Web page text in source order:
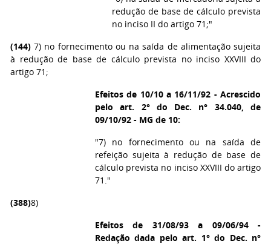
redução de base de cálculo prevista
no inciso II do artigo 71;"
(144) 7) no fornecimento ou na saída de alimentação sujeita
à redução de base de cálculo prevista no inciso XXVIII do
artigo 71;
Efeitos de 10/10 a 16/11/92 - Acrescido
pelo art. 2° do Dec. n° 34.040, de
09/10/92 - MG de 10:
"7) no fornecimento ou na saída de
refeição sujeita à redução de base de
cálculo prevista no inciso XXVIII do artigo
71."
(388)8)
Efeitos de 31/08/93 a 09/06/94 -
Redação dada pelo art. 1° do Dec. n°